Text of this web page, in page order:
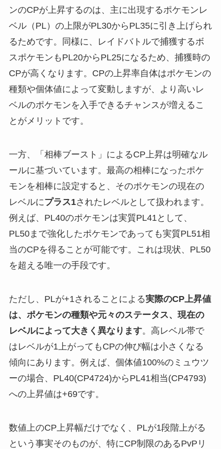
ンのCPが上昇するのは、主に出現するポケモンレ
ベル（PL）の上限がPL30からPL35に引き上げられ
るためです。同様に、レイドバトルで捕獲するボ
スポケモンもPL20からPL25になるため、捕獲時の
CPが高くなります。CPの上昇率自体はポケモンの
種類や個体値によって変動しますが、より高いレ
ベルのポケモンを入手できるチャンスが増えるこ
とがメリットです。
一方、「相棒ブースト」によるCP上昇は明確なル
ールに基づいています。最高の相棒になったポケ
モンを相棒に設定すると、そのポケモンの現在の
レベルにプラス1されたレベルとして扱われます。
例えば、PL40のポケモンは実質PL41として、
PL50まで強化したポケモンであっても実質PL51相
当のCPを得ることが可能です。これは現状、PL50
を超える唯一の手段です。
ただし、PLが+1されることによる実際のCP上昇値
は、ポケモンの種類や元々のステータス、現在の
レベルによって大きく異なります。高レベル帯で
はレベルが1上がってもCPの伸び幅は小さくなる
傾向にあります。例えば、個体値100%のミュウツ
ーの場合、PL40(CP4724)からPL41相当(CP4793)
への上昇値は+69です。
数値上のCP上昇幅だけでなく、PLが1段階上がる
という事実そのものが、特にCP制限のあるPvPリ